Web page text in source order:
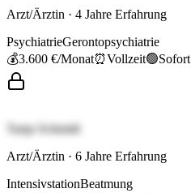
Arzt/Ärztin · 4 Jahre Erfahrung
PsychiatrieGerontopsychiatrie
💰3.600 €/Monat⏰Vollzeit🟢Sofort
Tanja Schmidt
Arzt/Ärztin · 6 Jahre Erfahrung
IntensivstationBeatmung